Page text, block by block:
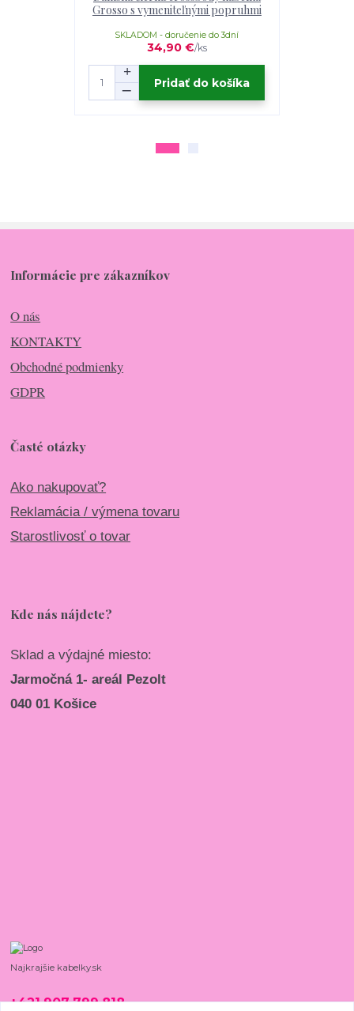
Grosso s vymeniteľnými popruhmi
34,90 €/ks
SKLADOM - doručenie do 3dní
Pridať do košíka
Informácie pre zákazníkov
O nás
KONTAKTY
Obchodné podmienky
GDPR
Časté otázky
Ako nakupovať?
Reklamácia / výmena tovaru
Starostlivosť o tovar
Kde nás nájdete?
Sklad a výdajné miesto:
Jarmočná 1- areál Pezolt
040 01 Košice
Najkrajšie kabelky.sk
+421 907 799 818